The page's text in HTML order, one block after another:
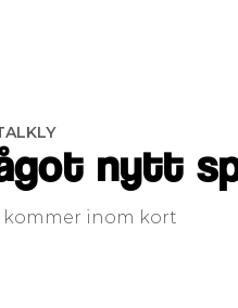
nytt
inom kort